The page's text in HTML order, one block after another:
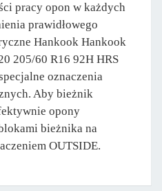
pracy opon w każdych
prawidłowego
Hankook Hankook
205/60 R16 92H HRS
oznaczenia
Aby bieżnik
opony
bieżnika na
OUTSIDE.